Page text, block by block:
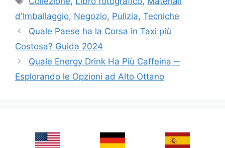
d'Imballaggio, Negozio, Pulizia, Tecniche
Quale Paese ha la Corsa in Taxi più
Costosa? Guida 2024
Quale Energy Drink Ha Più Caffeina ─
Esplorando le Opzioni ad Alto Ottano